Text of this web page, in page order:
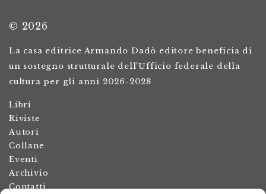
© 2026
La casa editrice Armando Dadò editore beneficia di
un sostegno strutturale dell’Ufficio federale della
cultura per gli anni 2026-2028
Libri
Riviste
Autori
Collane
Eventi
Archivio
Contatti